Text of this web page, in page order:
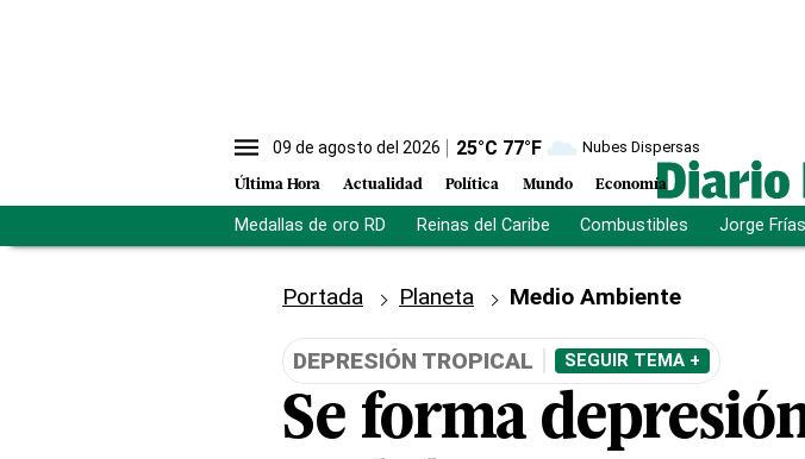
09 de agosto del 2026 25°C 77°F Nubes Dispersas
Última Hora Actualidad Política Mundo Economía
Medallas de oro RD Reinas del Caribe Combustibles Jorge Frías
Portada Planeta Medio Ambiente
DEPRESIÓN TROPICAL SEGUIR TEMA +
Se forma